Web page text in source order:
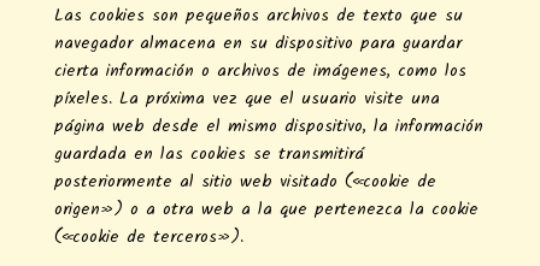
Las cookies son pequeños archivos de texto que su
navegador almacena en su dispositivo para guardar
cierta información o archivos de imágenes, como los
píxeles. La próxima vez que el usuario visite una
página web desde el mismo dispositivo, la información
guardada en las cookies se transmitirá
posteriormente al sitio web visitado («cookie de
origen») o a otra web a la que pertenezca la cookie
(«cookie de terceros»).